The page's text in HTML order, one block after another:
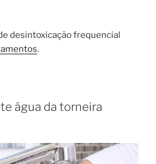
desintoxicação frequencial
.
água da torneira